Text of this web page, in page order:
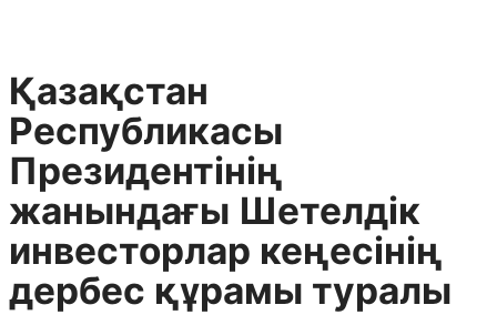
Қазақстан
Республикасы
Президентінің
жанындағы Шетелдік
инвесторлар кеңесінің
дербес құрамы туралы